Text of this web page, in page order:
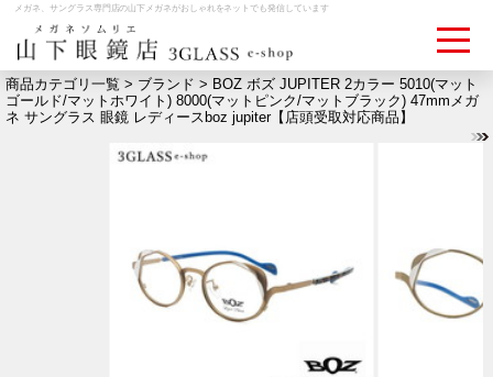
メガネ、サングラス専門店の山下メガネがおしゃれをネットでも発信しています
ログイン お買いものカゴ
メディア情報
MEDIA
商品カテゴリ一覧 > ブランド > BOZ ボズ JUPITER 2カラー 5010(マット
ゴールド/マットホワイト) 8000(マットピンク/マットブラック) 47mmメガ
ネ サングラス 眼鏡 レディースboz jupiter【店頭受取対応商品】